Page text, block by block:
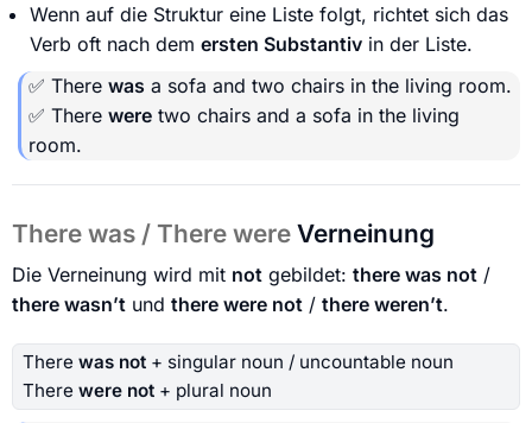
Wenn auf die Struktur eine Liste folgt, richtet sich das
Verb oft nach dem ersten Substantiv in der Liste.
✅ There was a sofa and two chairs in the living room.
✅ There were two chairs and a sofa in the living
room.
There was / There were Verneinung
Die Verneinung wird mit not gebildet: there was not /
there wasn’t und there were not / there weren’t.
There was not + singular noun / uncountable noun
There were not + plural noun